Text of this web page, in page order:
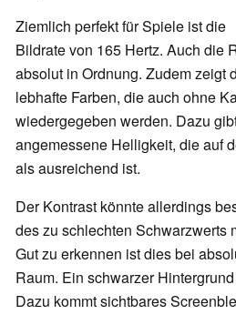
Ziemlich perfekt für Spiele ist die
Bildrate von 165 Hertz. Auch die
absolut in Ordnung. Zudem zeigt
lebhafte Farben, die auch ohne
wiedergegeben werden. Dazu
angemessene Helligkeit, die auf
als ausreichend ist.
Der Kontrast könnte allerdings
des zu schlechten Schwarzwerts
Gut zu erkennen ist dies bei
Raum. Ein schwarzer
Dazu kommt sichtbares